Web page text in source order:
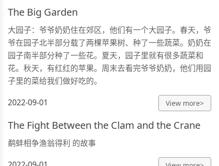
The Big Garden
大园子：爷爷奶奶住在郊区，他们有一个大园子。春天，爷
爷在园子北半部分载了两棵苹果树、种了一些蔬菜。奶奶在
园子南半部分种了一些花。夏天，园子里就有很多蔬菜和
花。秋天，有红红的苹果。周末去看完爷爷奶奶，他们用园
子里的菜给我们做好吃的。
2022-09-01 View more>
The Fight Between the Clam and the Crane
鹬蚌相争渔翁得利 的故事